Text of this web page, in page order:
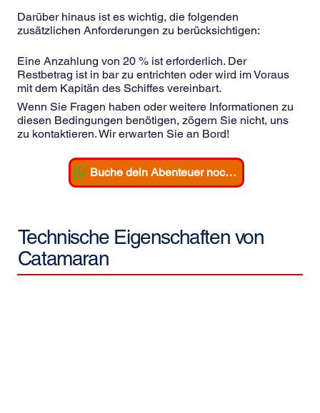
Darüber hinaus ist es wichtig, die folgenden
zusätzlichen Anforderungen zu berücksichtigen:
Eine Anzahlung von 20 % ist erforderlich. Der
Restbetrag ist in bar zu entrichten oder wird im Voraus
mit dem Kapitän des Schiffes vereinbart.
Wenn Sie Fragen haben oder weitere Informationen zu
diesen Bedingungen benötigen, zögern Sie nicht, uns
zu kontaktieren. Wir erwarten Sie an Bord!
Buche dein Abenteuer noch heute!
Technische Eigenschaften von
Catamaran